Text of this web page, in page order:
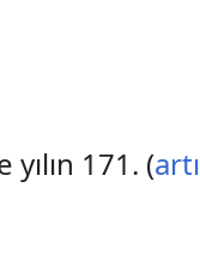
yılın 171. (